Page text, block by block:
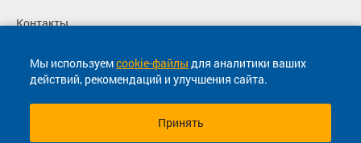
Мы используемcookie-файлы для аналитики ваших
действий, рекомендаций и улучшения сайта.
Принять
Контакты
Политика конфиденциальности
Перевозчикам
© 2013-2026, ООО "Капитал"- Онлайн сервис продажи